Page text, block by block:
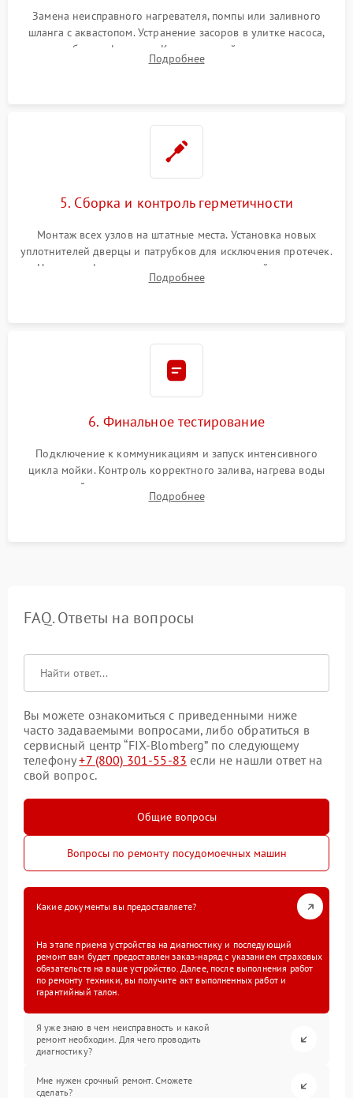
Замена неисправного нагревателя, помпы или заливного
шланга с аквастопом. Устранение засоров в улитке насоса,
патрубках и фильтрах. Компонентный ремонт платы
управления, восстановление поврежденной проводки.
Подробнее
5. Сборка и контроль герметичности
Монтаж всех узлов на штатные места. Установка новых
уплотнителей дверцы и патрубков для исключения протечек.
Надежная фиксация хомутов гидравлической системы,
сборка корпуса и установка датчика поплавка.
Подробнее
6. Финальное тестирование
Подключение к коммуникациям и запуск интенсивного
цикла мойки. Контроль корректного залива, нагрева воды
до нужной температуры, отсутствия посторонних шумов,
штатного слива и абсолютной сухости в поддоне.
Подробнее
FAQ. Ответы на вопросы
Вы можете ознакомиться с приведенными ниже
часто задаваемыми вопросами, либо обратиться в
сервисный центр “FIX-Blomberg” по следующему
телефону+7 (800) 301-55-83 если не нашли ответ на
свой вопрос.
Общие вопросы
Вопросы по ремонту посудомоечных машин
Какие документы вы предоставляете?
На этапе приема устройства на диагностику и последующий
ремонт вам будет предоставлен заказ-наряд с указанием страховых
обязательств на ваше устройство. Далее, после выполнения работ
по ремонту техники, вы получите акт выполненных работ и
гарантийный талон.
Я уже знаю в чем неисправность и какой
ремонт необходим. Для чего проводить
диагностику?
Мне нужен срочный ремонт. Сможете
сделать?